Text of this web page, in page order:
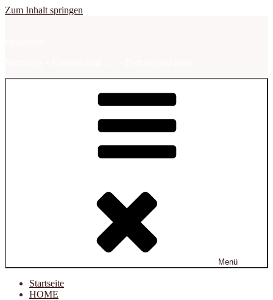
Zum Inhalt springen
Menü
Startseite
HOME